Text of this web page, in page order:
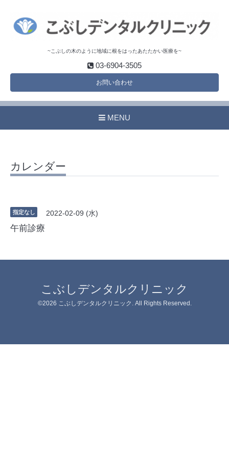
~こぶしの木のように地域に根をはったあたたかい医療を~
03-6904-3505
お問い合わせ
MENU
カレンダー
指定なし 2022-02-09 (水)
午前診療
こぶしデンタルクリニック
©2026 こぶしデンタルクリニック . All Rights Reserved.